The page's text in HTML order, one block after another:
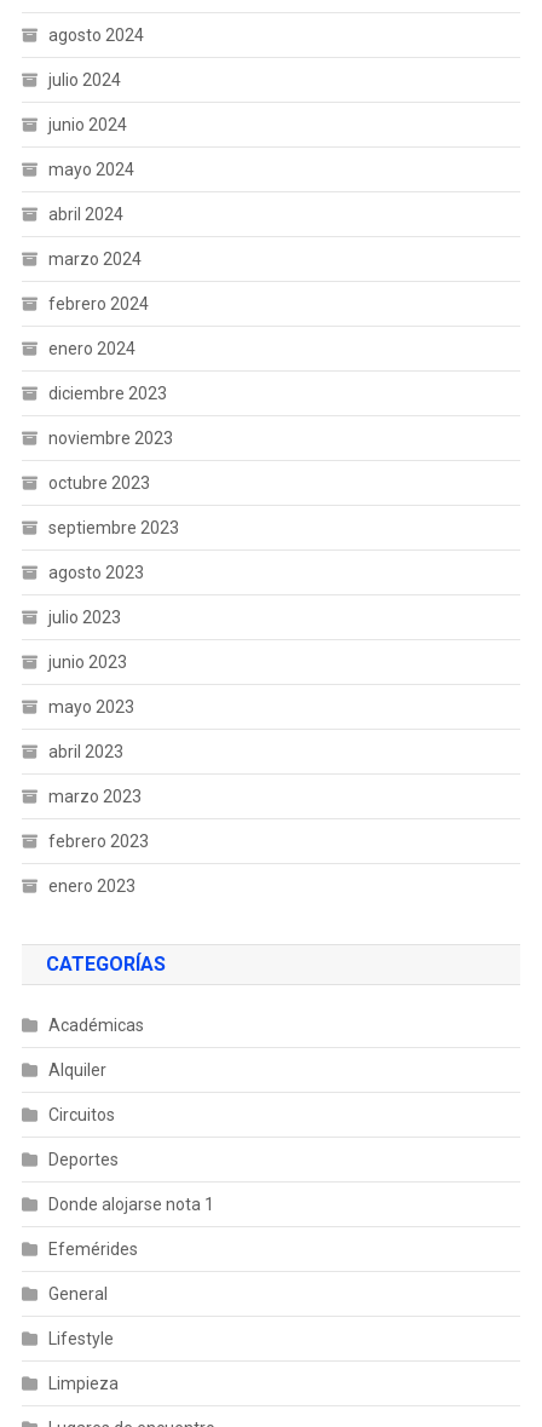
agosto 2024
julio 2024
junio 2024
mayo 2024
abril 2024
marzo 2024
febrero 2024
enero 2024
diciembre 2023
noviembre 2023
octubre 2023
septiembre 2023
agosto 2023
julio 2023
junio 2023
mayo 2023
abril 2023
marzo 2023
febrero 2023
enero 2023
CATEGORÍAS
Académicas
Alquiler
Circuitos
Deportes
Donde alojarse nota 1
Efemérides
General
Lifestyle
Limpieza